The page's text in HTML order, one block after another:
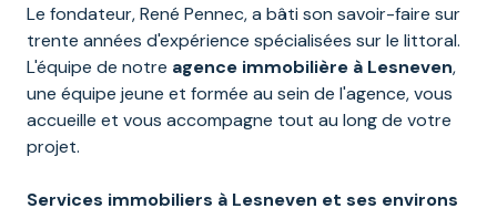
Le fondateur, René Pennec, a bâti son savoir-faire sur
trente années d'expérience spécialisées sur le littoral.
L'équipe de notre agence immobilière à Lesneven,
une équipe jeune et formée au sein de l'agence, vous
accueille et vous accompagne tout au long de votre
projet.
Services immobiliers à Lesneven et ses environs